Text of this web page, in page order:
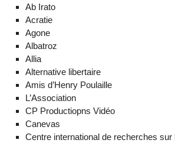
Ab Irato
Acratie
Agone
Albatroz
Allia
Alternative libertaire
Amis d’Henry Poulaille
L’Association
CP Productiopns Vidéo
Canevas
Centre international de recherches sur